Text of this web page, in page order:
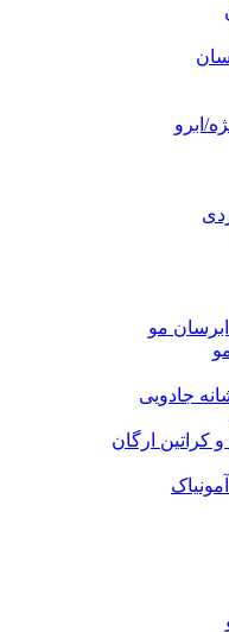
ابرو
مو
جادویی
کراتین ارگان